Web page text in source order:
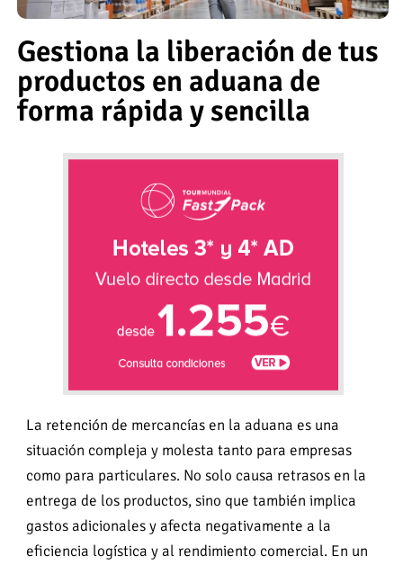
Gestiona la liberación de tus
productos en aduana de
forma rápida y sencilla
La retención de mercancías en la aduana es una
situación compleja y molesta tanto para empresas
como para particulares. No solo causa retrasos en la
entrega de los productos, sino que también implica
gastos adicionales y afecta negativamente a la
eficiencia logística y al rendimiento comercial. En un